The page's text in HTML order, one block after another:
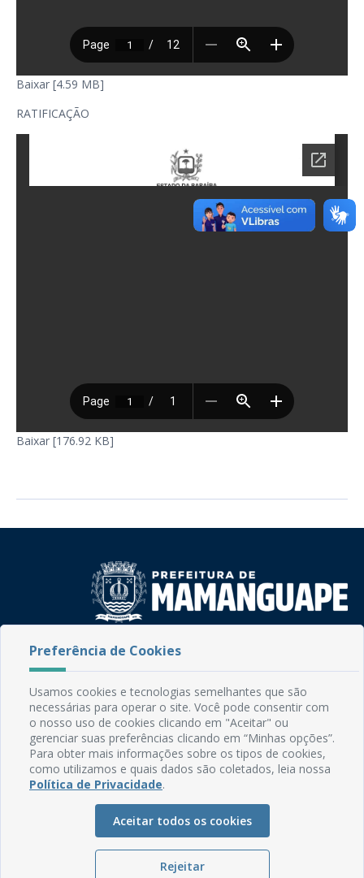
Baixar [4.59 MB]
RATIFICAÇÃO
Baixar [176.92 KB]
Rua do Imperador, 78, Centro
CEP: 58.280-000 - Mamanguape/PB
Email: comunicacao@mamanguape.pb.gov.br
Expediente: Segunda à Sexta, das 08h às 13h
Mapa do Site
Perguntas frequentes
Manual de Navegação
Glossário
Ouvidoria
Serviços Internos
Preferência de Cookies
Usamos cookies e tecnologias semelhantes que são
necessárias para operar o site. Você pode consentir com
o nosso uso de cookies clicando em "Aceitar" ou
gerenciar suas preferências clicando em “Minhas opções”.
Para obter mais informações sobre os tipos de cookies,
como utilizamos e quais dados são coletados, leia nossa
Política de Privacidade.
Aceitar todos os cookies
Rejeitar